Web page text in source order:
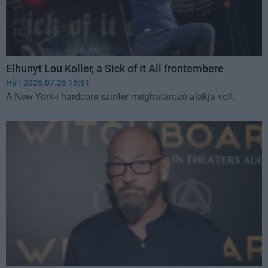
Elhunyt Lou Koller, a Sick of It All frontembere
Hír | 2026.07.25 15:51
A New York-i hardcore színtér meghatározó alakja volt.